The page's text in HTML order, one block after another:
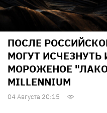
ПОСЛЕ
МОГУТ ИСЧЕЗНУТЬ
МОРОЖЕНОЕ
MILLENNIUM
04 Августа 20:15